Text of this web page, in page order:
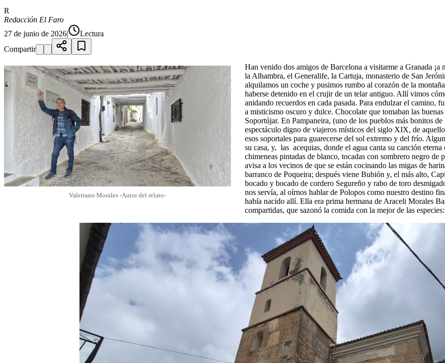
R
Redacción El Faro
27 de junio de 2026|
Lectura
Compartir
Valeriano Morales -Autor del relato-
Han venido dos amigos de Barcelona a visitarme a Granada
la Alhambra, el Generalife, la Cartuja, monasterio de San
alquilamos un coche y pusimos rumbo al corazón de la
haberse detenido en el crujir de un telar antiguo. Allí vimos
anidando recuerdos en cada pasada. Para endulzar el
a misticismo oscuro y dulce. Chocolate que tomaban las
Soportújar. En Pampaneira, (uno de los pueblos más bonitos
espectáculo digno de viajeros místicos del siglo XIX, de
esos soportales para guarecerse del sol extremo y del frío.
su casa, y, las acequias, donde el agua canta su canción
chimeneas pintadas de blanco, tocadas con sombrero negro
avisa a los vecinos de que se están cocinando las migas de
barranco de Poqueira; después viene Bubión y, el más alto,
bocado y bocado de cordero Segureño y rabo de toro
nos servía, al oírnos hablar de Polopos como nuestro destino
había nacido allí. Ella era prima hermana de Araceli Morales
compartidas, que sazonó la comida con la mejor de las